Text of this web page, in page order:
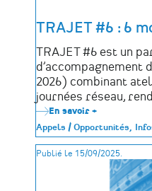
TRAJET #6 : 6
TRAJET #6 est un
d’accompagnement
2026) combinant
journées réseau,
En savoir +
TRAJET
#6
:
6
mois
pour
rebondir
Appels / Opportunités
Publié le 15/09/2025.